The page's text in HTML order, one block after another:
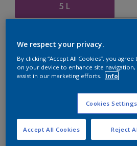
5 L
Op dit moment is het niet
te bestellen. Houd de website in
er hard aan om de voorraad aan
We respect your privacy.
By clicking “Accept All Cookies”, you
on your device to enhance site navigation,
assist in our marketing efforts.
Info
Cookies Settings
Reject
Accept All Cookies